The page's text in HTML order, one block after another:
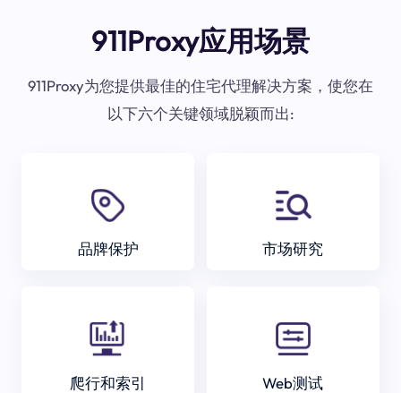
911Proxy应用场景
911Proxy为您提供最佳的住宅代理解决方案，使您在
以下六个关键领域脱颖而出:
品牌保护 市场研究
爬行和索引 Web测试